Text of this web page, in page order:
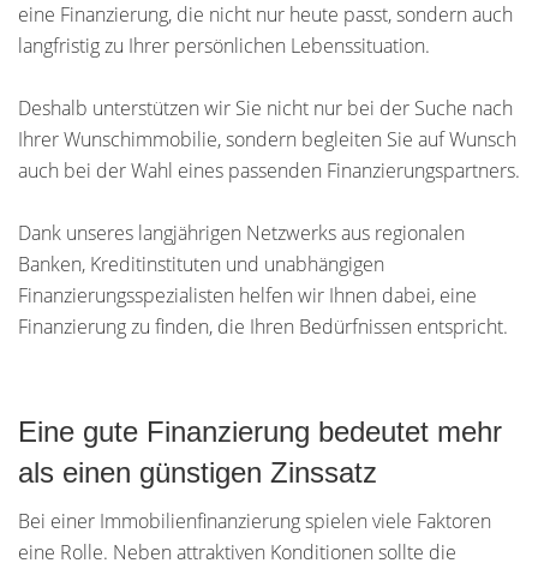
eine Finanzierung, die nicht nur heute passt, sondern auch
langfristig zu Ihrer persönlichen Lebenssituation.
Deshalb unterstützen wir Sie nicht nur bei der Suche nach
Ihrer Wunschimmobilie, sondern begleiten Sie auf Wunsch
auch bei der Wahl eines passenden Finanzierungspartners.
Dank unseres langjährigen Netzwerks aus regionalen
Banken, Kreditinstituten und unabhängigen
Finanzierungsspezialisten helfen wir Ihnen dabei, eine
Finanzierung zu finden, die Ihren Bedürfnissen entspricht.
Eine gute Finanzierung bedeutet mehr
als einen günstigen Zinssatz
Bei einer Immobilienfinanzierung spielen viele Faktoren
eine Rolle. Neben attraktiven Konditionen sollte die